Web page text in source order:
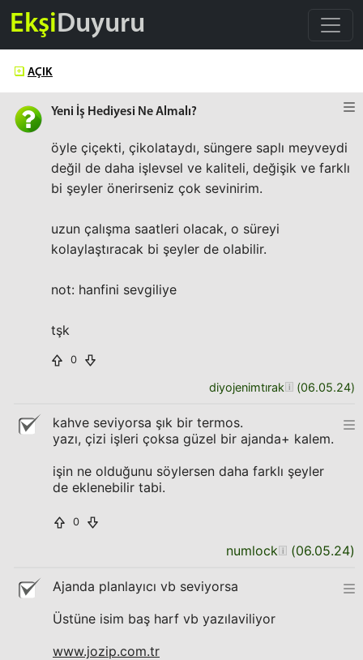
EkşiDuyuru
AÇIK
Yeni İş Hediyesi Ne Almalı?
öyle çiçekti, çikolataydı, süngere saplı meyveydi
değil de daha işlevsel ve kaliteli, değişik ve farklı
bi şeyler önerirseniz çok sevinirim.
uzun çalışma saatleri olacak, o süreyi
kolaylaştıracak bi şeyler de olabilir.
not: hanfini sevgiliye
tşk
0
diyojenimtırak (06.05.24)
kahve seviyorsa şık bir termos.
yazı, çizi işleri çoksa güzel bir ajanda+ kalem.
işin ne olduğunu söylersen daha farklı şeyler
de eklenebilir tabi.
0
numlock (06.05.24)
Ajanda planlayıcı vb seviyorsa
Üstüne isim baş harf vb yazılaviliyor
www.jozip.com.tr